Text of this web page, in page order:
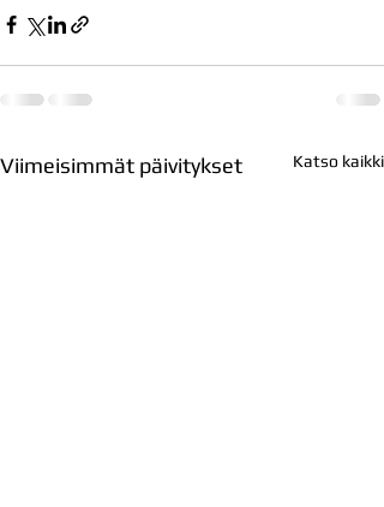
Viimeisimmät päivitykset Katso kaikki